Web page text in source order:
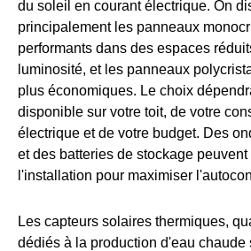
du soleil en courant électrique. On
principalement les panneaux
performants dans des espaces
luminosité, et les panneaux
plus économiques. Le choix
disponible sur votre toit, de votre
électrique et de votre budget. Des
et des batteries de stockage
l'installation pour maximiser
Les capteurs solaires thermiques,
dédiés à la production d'eau chaude